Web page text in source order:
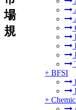
+ BFSI
+
場
規